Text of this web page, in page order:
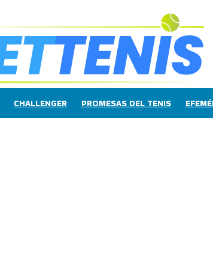
CHALLENGER PROMESAS DEL TENIS